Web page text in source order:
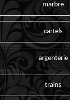
marbre
cartels
argenterie
trains